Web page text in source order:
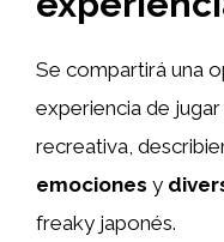
Se compartirá una
experiencia de
recreativa,
emociones y
freaky japonés.